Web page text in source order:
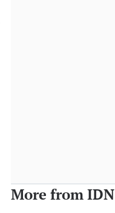
More from IDN